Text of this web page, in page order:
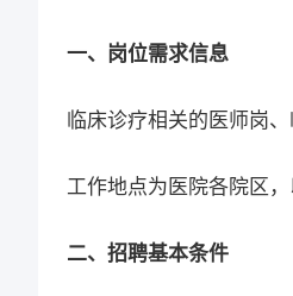
一、岗位需求信息
临床诊疗相关的医师岗
工作地点为医院各院区，
二、招聘基本条件